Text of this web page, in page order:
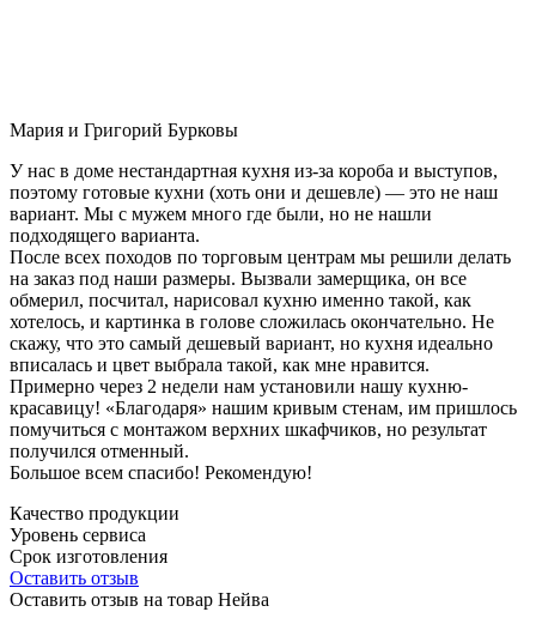
Мария и Григорий Бурковы
У нас в доме нестандартная кухня из-за короба и выступов,
поэтому готовые кухни (хоть они и дешевле) — это не наш
вариант. Мы с мужем много где были, но не нашли
подходящего варианта.
После всех походов по торговым центрам мы решили делать
на заказ под наши размеры. Вызвали замерщика, он все
обмерил, посчитал, нарисовал кухню именно такой, как
хотелось, и картинка в голове сложилась окончательно. Не
скажу, что это самый дешевый вариант, но кухня идеально
вписалась и цвет выбрала такой, как мне нравится.
Примерно через 2 недели нам установили нашу кухню-
красавицу! «Благодаря» нашим кривым стенам, им пришлось
помучиться с монтажом верхних шкафчиков, но результат
получился отменный.
Большое всем спасибо! Рекомендую!
Качество продукции
Уровень сервиса
Срок изготовления
Оставить отзыв
Оставить отзыв на товар Нейва